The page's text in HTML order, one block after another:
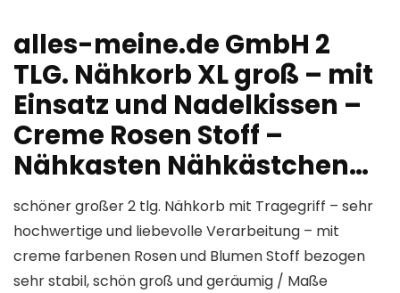
alles-meine.de GmbH 2
TLG. Nähkorb XL groß – mit
Einsatz und Nadelkissen –
Creme Rosen Stoff –
Nähkasten Nähkästchen…
schöner großer 2 tlg. Nähkorb mit Tragegriff – sehr
hochwertige und liebevolle Verarbeitung – mit
creme farbenen Rosen und Blumen Stoff bezogen
sehr stabil, schön groß und geräumig / Maße